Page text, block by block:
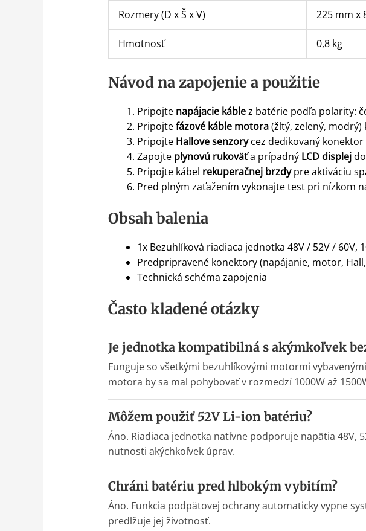
Rozmery (D x Š x V) 225 mm x
Hmotnosť 0,8 kg
Návod na zapojenie a použitie
Pripojte napájacie káblez batérie podľa polarity:
Pripojtefázové káble motora(žltý, zelený, modrý)
Pripojte Hallove senzorycez dedikovaný konektor
Zapojte plynovú rukoväťa prípadný LCD displejdo
Pripojte kábel rekuperačnej brzdypre aktiváciu
Pred plným zaťažením vykonajte test pri nízkom
Obsah balenia
1x Bezuhlíková riadiaca jednotka 48V / 52V / 60V,
Predpripravené konektory (napájanie, motor,
Technická schéma zapojenia
Často kladené otázky
Je jednotka kompatibilná s akýmkoľvek
Funguje so všetkými bezuhlíkovými motormi
motora by sa mal pohybovať v rozmedzí 1000W až
Môžem použiť 52V Li-ion batériu?
Áno. Riadiaca jednotka natívne podporuje napätia 48V,
nutnosti akýchkoľvek úprav.
Chráni batériu pred hlbokým vybitím?
Áno. Funkcia podpätovej ochrany automaticky vypne
predlžuje jej životnosť.